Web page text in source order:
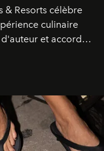
& Resorts célèbre
culinaire
et accords
sensoriel.